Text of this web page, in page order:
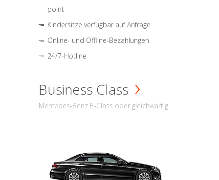
point
Kindersitze verfügbar auf Anfrage
Online- und Offline-Bezahlungen
24/7-Hotline
Business Class
Mercedes-Benz E-Class oder gleichwärtig